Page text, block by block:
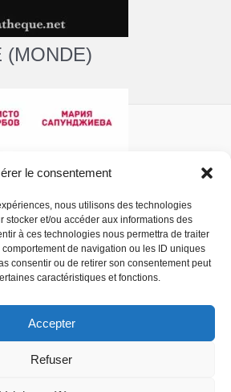
le consentement
nous utilisons des technologies
stocker et/ou accéder aux informations des
à ces technologies nous permettra de traiter
de navigation ou les ID uniques
consentir ou de retirer son consentement peut
caractéristiques et fonctions.
Accepter
Refuser
(MONDE)
- Copyright © 2026 La
Comédiathèque